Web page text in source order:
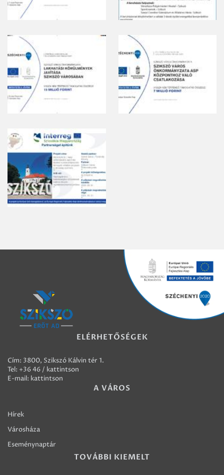
ELÉRHETŐSÉGEK
Cím: 3800, Szikszó Kálvin tér 1.
Tel: +36 46 / kattintson
E-mail: kattintson
A VÁROS
Hírek
Városháza
Eseménynaptár
TOVÁBBI KIEMELT